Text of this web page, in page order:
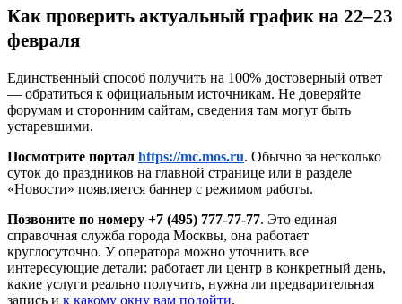
Как проверить актуальный график на 22–23
февраля
Единственный способ получить на 100% достоверный ответ
— обратиться к официальным источникам. Не доверяйте
форумам и сторонним сайтам, сведения там могут быть
устаревшими.
Посмотрите портал https://mc.mos.ru. Обычно за несколько
суток до праздников на главной странице или в разделе
«Новости» появляется баннер с режимом работы.
Позвоните по номеру +7 (495) 777-77-77. Это единая
справочная служба города Москвы, она работает
круглосуточно. У оператора можно уточнить все
интересующие детали: работает ли центр в конкретный день,
какие услуги реально получить, нужна ли предварительная
запись и к какому окну вам подойти.